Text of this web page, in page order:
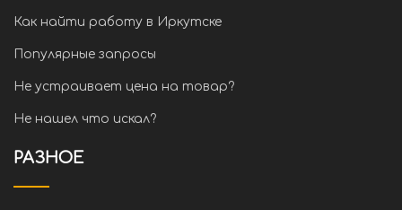
Как найти работу в Иркутске
Популярные запросы
Не устраивает цена на товар?
Не нашел что искал?
РАЗНОЕ